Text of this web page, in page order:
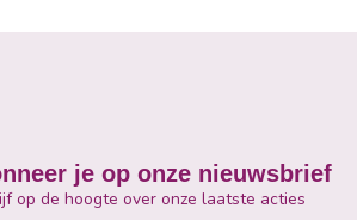
je op onze nieuwsbrief
op de hoogte over onze laatste acties